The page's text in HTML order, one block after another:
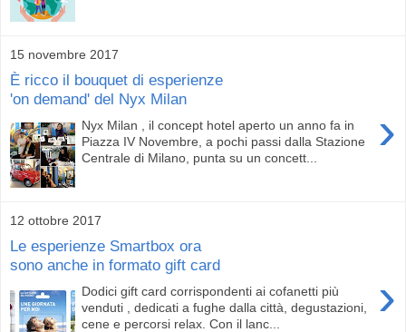
15 novembre 2017
È ricco il bouquet di esperienze
'on demand' del Nyx Milan
›
Nyx Milan , il concept hotel aperto un anno fa in
Piazza IV Novembre, a pochi passi dalla Stazione
Centrale di Milano, punta su un concett...
12 ottobre 2017
Le esperienze Smartbox ora
sono anche in formato gift card
›
Dodici gift card corrispondenti ai cofanetti più
venduti , dedicati a fughe dalla città, degustazioni,
cene e percorsi relax. Con il lanc...